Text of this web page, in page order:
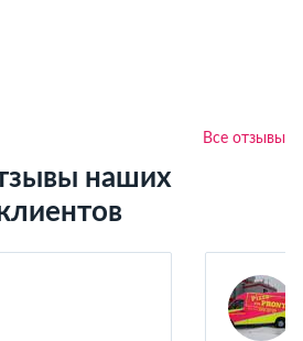
Все отзывы
наших